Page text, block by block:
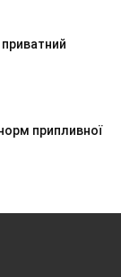
приватний
припливної